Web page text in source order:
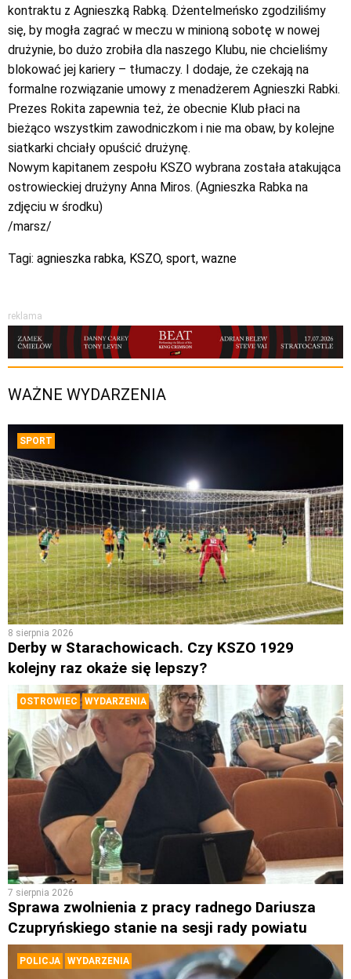
kontraktu z Agnieszką Rabką. Dżentelmeńsko zgodziliśmy
się, by mogła zagrać w meczu w minioną sobotę w nowej
drużynie, bo dużo zrobiła dla naszego Klubu, nie chcieliśmy
blokować jej kariery – tłumaczy. I dodaje, że czekają na
formalne rozwiązanie umowy z menadżerem Agnieszki Rabki.
Prezes Rokita zapewnia też, że obecnie Klub płaci na
bieżąco wszystkim zawodniczkom i nie ma obaw, by kolejne
siatkarki chciały opuścić drużynę.
Nowym kapitanem zespołu KSZO wybrana została atakująca
ostrowieckiej drużyny Anna Miros. (Agnieszka Rabka na
zdjęciu w środku)
/marsz/
Tagi: agnieszka rabka, KSZO, sport, wazne
reklama
WAŻNE WYDARZENIA
SPORT
8 sierpnia 2026
Derby w Starachowicach. Czy KSZO 1929
kolejny raz okaże się lepszy?
OSTROWIEC WYDARZENIA
7 sierpnia 2026
Sprawa zwolnienia z pracy radnego Dariusza
Czupryńskiego stanie na sesji rady powiatu
POLICJA WYDARZENIA